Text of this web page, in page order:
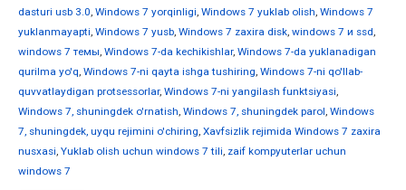
dasturi usb 3.0, Windows 7 yorqinligi, Windows 7 yuklab olish, Windows 7
yuklanmayapti, Windows 7 yusb, Windows 7 zaxira disk, windows 7 и ssd,
windows 7 темы, Windows 7-da kechikishlar, Windows 7-da yuklanadigan
qurilma yo'q, Windows 7-ni qayta ishga tushiring, Windows 7-ni qo'llab-
quvvatlaydigan protsessorlar, Windows 7-ni yangilash funktsiyasi,
Windows 7, shuningdek o'rnatish, Windows 7, shuningdek parol, Windows
7, shuningdek, uyqu rejimini o'chiring, Xavfsizlik rejimida Windows 7 zaxira
nusxasi, Yuklab olish uchun windows 7 tili, zaif kompyuterlar uchun
windows 7